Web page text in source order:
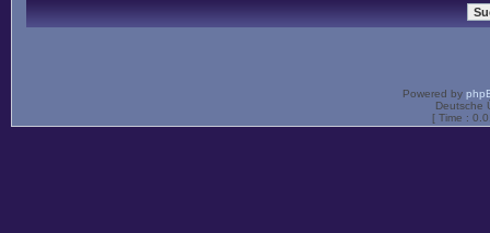
Powered by
Deutsche
[ Time :